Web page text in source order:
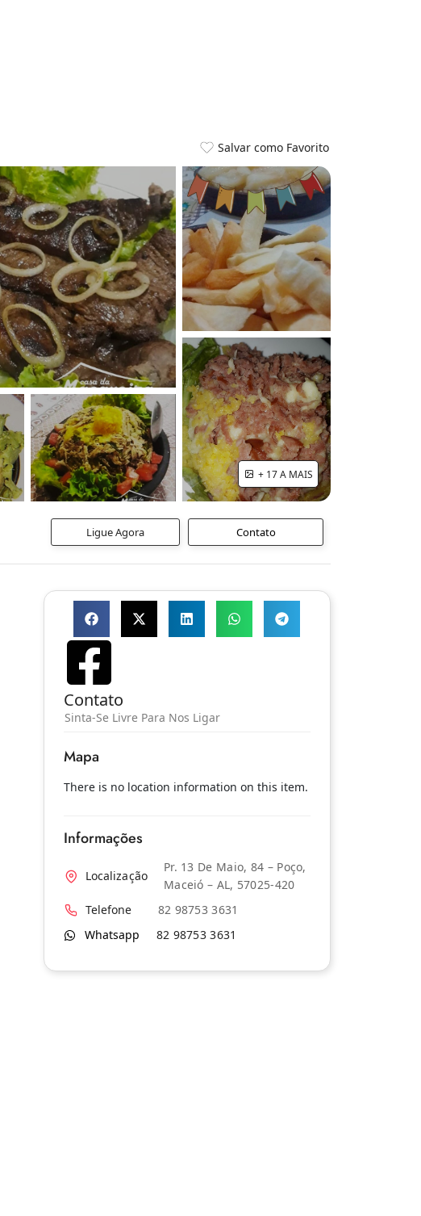
Salvar como Favorito
+ 17 A MAIS
Ligue Agora Contato
Contato
Sinta-Se Livre Para Nos Ligar
Mapa
There is no location information on this item.
Informações
Localização
Pr. 13 De Maio, 84 – Poço,
Maceió – AL, 57025-420
Telefone
82 98753 3631
Whatsapp
82 98753 3631